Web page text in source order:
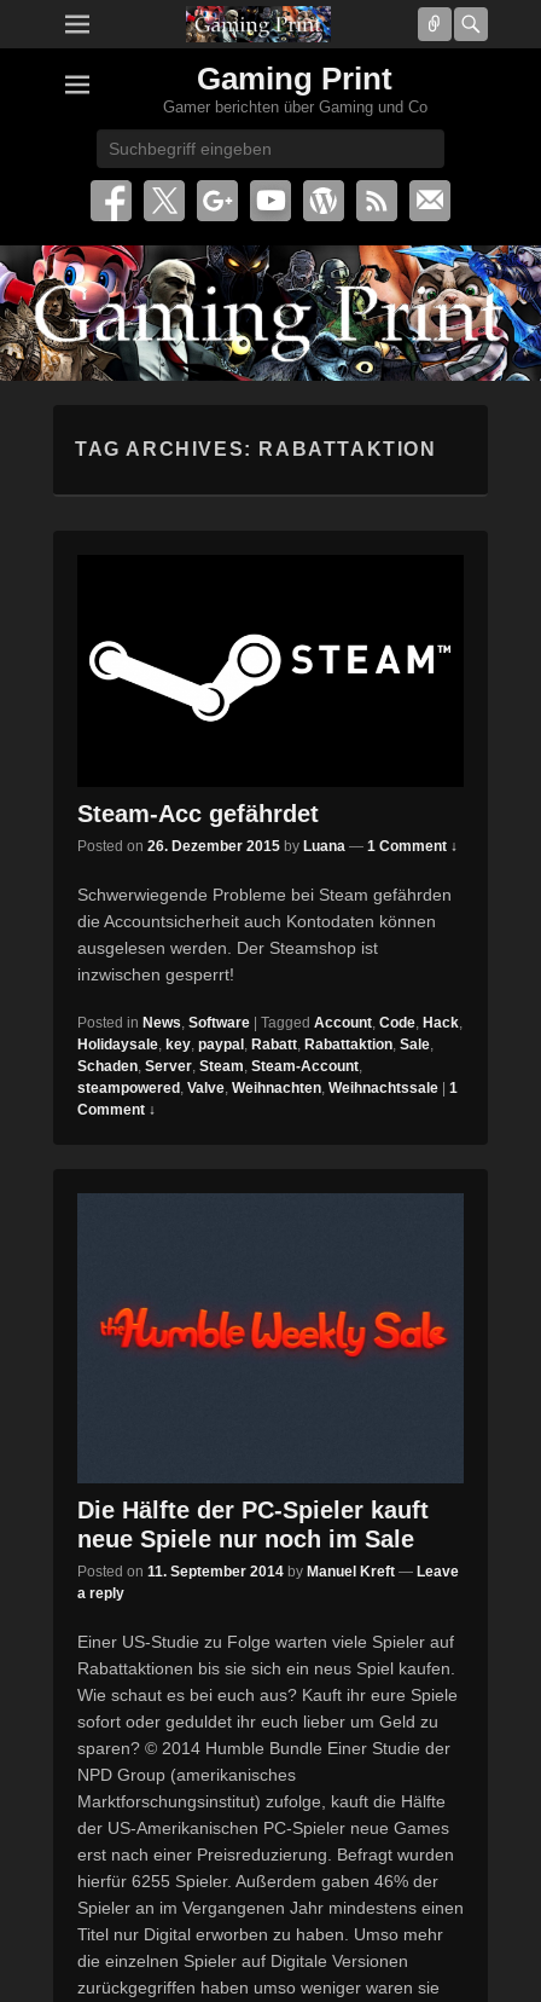
Connect
Gaming Print
Gamer berichten über Gaming und Co
TAG ARCHIVES: RABATTAKTION
Steam-Acc gefährdet
Posted on 26. Dezember 2015 by Luana — 1 Comment ↓
Schwerwiegende Probleme bei Steam gefährden
die Accountsicherheit auch Kontodaten können
ausgelesen werden. Der Steamshop ist
inzwischen gesperrt!
Posted in News, Software | Tagged Account, Code, Hack,
Holidaysale, key, paypal, Rabatt, Rabattaktion, Sale,
Schaden, Server, Steam, Steam-Account,
steampowered, Valve, Weihnachten, Weihnachtssale | 1
Comment ↓
Die Hälfte der PC-Spieler kauft
neue Spiele nur noch im Sale
Posted on 11. September 2014 by Manuel Kreft — Leave
a reply
Einer US-Studie zu Folge warten viele Spieler auf
Rabattaktionen bis sie sich ein neus Spiel kaufen.
Wie schaut es bei euch aus? Kauft ihr eure Spiele
sofort oder geduldet ihr euch lieber um Geld zu
sparen? © 2014 Humble Bundle Einer Studie der
NPD Group (amerikanisches
Marktforschungsinstitut) zufolge, kauft die Hälfte
der US-Amerikanischen PC-Spieler neue Games
erst nach einer Preisreduzierung. Befragt wurden
hierfür 6255 Spieler. Außerdem gaben 46% der
Spieler an im Vergangenen Jahr mindestens einen
Titel nur Digital erworben zu haben. Umso mehr
die einzelnen Spieler auf Digitale Versionen
zurückgegriffen haben umso weniger waren sie